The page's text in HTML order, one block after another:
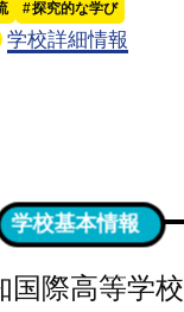
探究的な学び
学校詳細情報
学校基本情報
国際高等学校